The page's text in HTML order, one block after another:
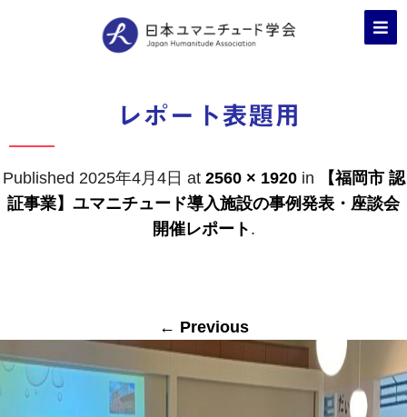
レポート表題用
Published 2025年4月4日 at 2560 × 1920in
【福岡市 認
証事業】ユマニチュード導入施設の事例発表・座談会
開催レポート .
← Previous